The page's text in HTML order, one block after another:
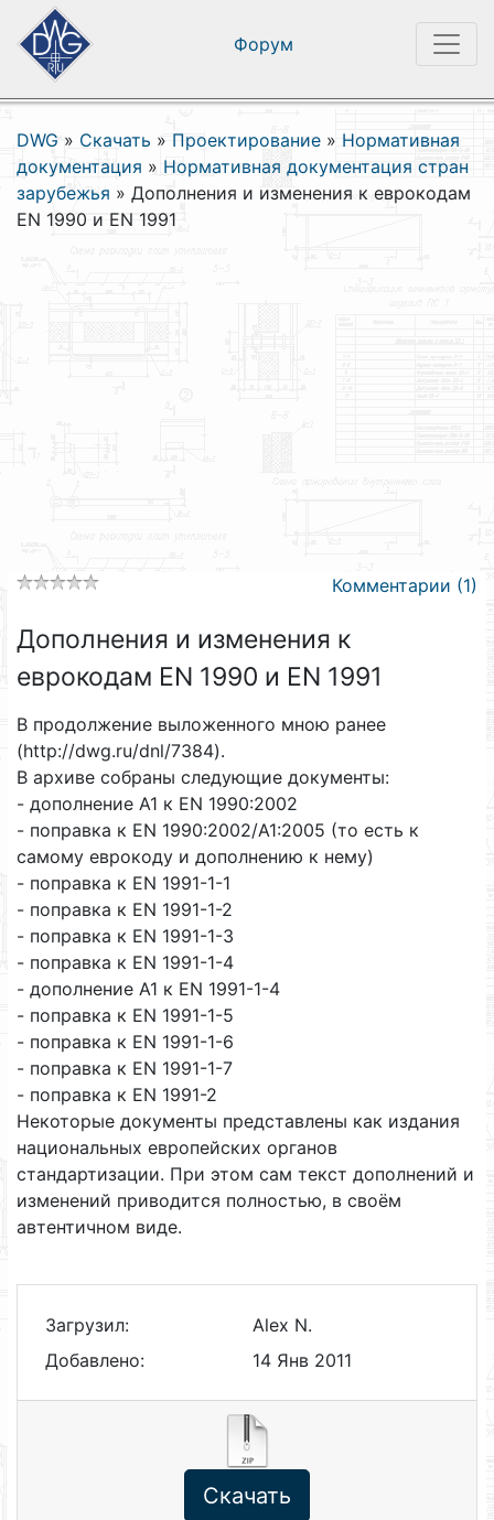
Форум
DWG » Скачать » Проектирование » Нормативная
документация » Нормативная документация стран
зарубежья » Дополнения и изменения к еврокодам
EN 1990 и EN 1991
Комментарии (1)
Дополнения и изменения к
еврокодам EN 1990 и EN 1991
В продолжение выложенного мною ранее
(http://dwg.ru/dnl/7384).
В архиве собраны следующие документы:
- дополнение А1 к EN 1990:2002
- поправка к EN 1990:2002/A1:2005 (то есть к
самому еврокоду и дополнению к нему)
- поправка к EN 1991-1-1
- поправка к EN 1991-1-2
- поправка к EN 1991-1-3
- поправка к EN 1991-1-4
- дополнение А1 к EN 1991-1-4
- поправка к EN 1991-1-5
- поправка к EN 1991-1-6
- поправка к EN 1991-1-7
- поправка к EN 1991-2
Некоторые документы представлены как издания
национальных европейских органов
стандартизации. При этом сам текст дополнений и
изменений приводится полностью, в своём
автентичном виде.
Загрузил:
Alex N.
Добавлено:
14 Янв 2011
Скачать